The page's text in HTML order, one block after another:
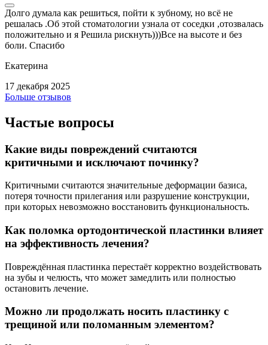
Долго думала как решиться, пойти к зубному, но всё не
решалась .Об этой стоматологии узнала от соседки ,отозвалась
положительно и я Решила рискнуть)))Все на высоте и без
боли. Спасибо
Екатерина
17 декабря 2025
Больше отзывов
Частые вопросы
Какие виды повреждений считаются
критичными и исключают починку?
Критичными считаются значительные деформации базиса,
потеря точности прилегания или разрушение конструкции,
при которых невозможно восстановить функциональность.
Как поломка ортодонтической пластинки влияет
на эффективность лечения?
Повреждённая пластинка перестаёт корректно воздействовать
на зубы и челюсть, что может замедлить или полностью
остановить лечение.
Можно ли продолжать носить пластинку с
трещиной или поломанным элементом?